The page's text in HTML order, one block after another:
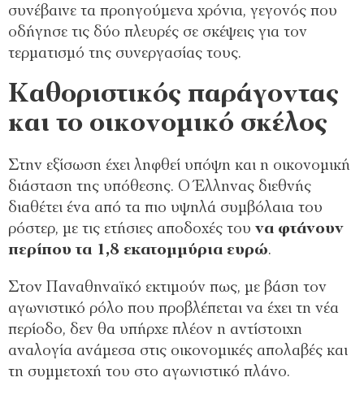
συνέβαινε τα προηγούμενα χρόνια, γεγονός που
οδήγησε τις δύο πλευρές σε σκέψεις για τον
τερματισμό της συνεργασίας τους.
Καθοριστικός παράγοντας
και το οικονομικό σκέλος
Στην εξίσωση έχει ληφθεί υπόψη και η οικονομική
διάσταση της υπόθεσης. Ο Έλληνας διεθνής
διαθέτει ένα από τα πιο υψηλά συμβόλαια του
ρόστερ, με τις ετήσιες αποδοχές του να φτάνουν
περίπου τα 1,8 εκατομμύρια ευρώ.
Στον Παναθηναϊκό εκτιμούν πως, με βάση τον
αγωνιστικό ρόλο που προβλέπεται να έχει τη νέα
περίοδο, δεν θα υπήρχε πλέον η αντίστοιχη
αναλογία ανάμεσα στις οικονομικές απολαβές και
τη συμμετοχή του στο αγωνιστικό πλάνο.